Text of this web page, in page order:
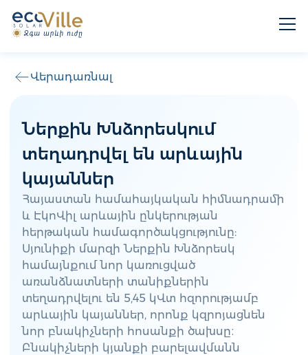
Վերադառնալ
Ներքին Խնձորեսկում
տեղադրվել են արևային
կայաններ
Հայաստան համահայկական հիմնադրամի
և ԷկոՎիլ արևային ընկերության
հերթական համագործակցությունը:
Սյունիքի մարզի Ներքին Խնձորեսկ
համայնքում նոր կառուցված
առանձնատների տանիքներին
տեղադրվելու են 5,45 կՎտ հզորությամբ
արևային կայաններ, որոնք կզրոյացնեն
նոր բնակիչների հոսանքի ծախսը։
Բնակիչների կյանքի բարելավմանն